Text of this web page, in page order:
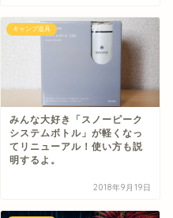
キャンプ道具
みんな大好き「スノーピーク
システムボトル」が軽くなっ
てリニューアル！使い方も説
明するよ。
2018年9月19日